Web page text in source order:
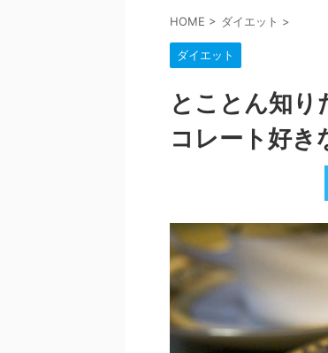
HOME > ダイエット >
ダイエット
とことん知
コレート好き